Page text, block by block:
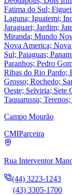
Fatima do Sul;
Laguna; Iguatemi;
Jaraguari; Jardim;
Miranda; Mundo
Nova America;
Sul; Paiaguas;
Paranhos; Pedro
Ribas do Rio Pardo;
Grosso; Rochedo;
Oeste; Selviria; Sete
Taquarussu;
Campo Mourão
CMIParceira
Rua Interventor
(44) 3223-1243
(43) 3305-1700